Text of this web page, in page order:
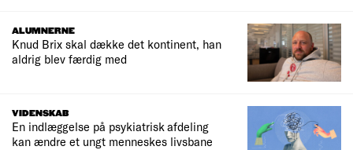
ALUMNERNE
Knud Brix skal dække det kontinent, han
aldrig blev færdig med
VIDENSKAB
En indlæggelse på psykiatrisk afdeling
kan ændre et ungt menneskes livsbane